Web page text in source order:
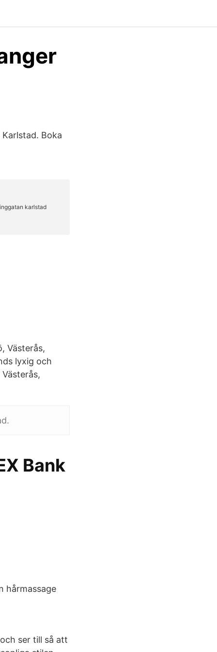
Boka
Västerås,
lyxig och
Bank
hårmassage
ser till så att